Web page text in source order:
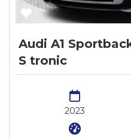
Audi A1
S tronic
2023